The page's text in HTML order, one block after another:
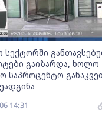
სექტორში
გაიზარდა, ხოლო
საპროცენტო
14:31